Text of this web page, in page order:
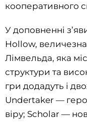
кооперативного
У доповненні
Hollow,
Лімвельда, яка
структури та
гри додадуть і
Undertaker —
віру; Scholar —